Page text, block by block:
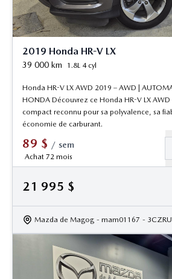
2019 Honda HR-V LX
39 000 km 1.8L 4 cyl
Honda HR-V LX AWD 2019 – AWD |
HONDA Découvrez ce Honda HR-V LX AWD
compact reconnu pour sa polyvalence, sa
économie de carburant.
89 $ / sem
Achat 72 mois
21 995 $
Mazda de Magog - mam01167 -